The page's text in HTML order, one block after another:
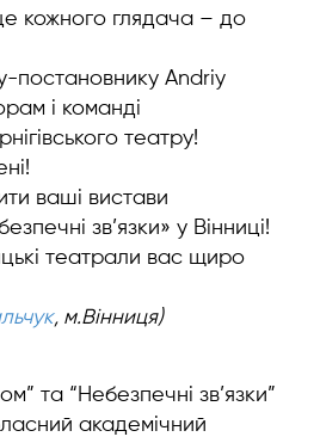
кожного глядача – до
постановнику Andriy
і команді
театру!
ваші вистави
зв’язки» у Вінниці!
театрали вас щиро
, м.Вінниця)
та “Небезпечні зв’язки”
академічний